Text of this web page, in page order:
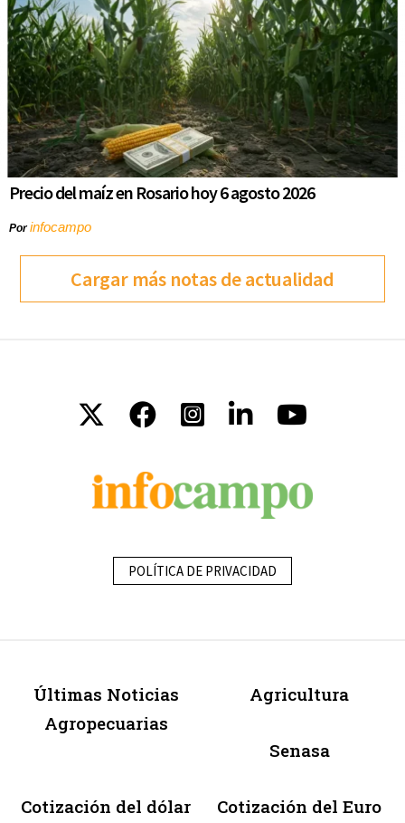
Precio del maíz en Rosario hoy 6 agosto 2026
Porinfocampo
Cargar más notas de actualidad
POLÍTICA DE PRIVACIDAD
Últimas Noticias
Agropecuarias
Agricultura
Senasa
Cotización del dólar Cotización del Euro